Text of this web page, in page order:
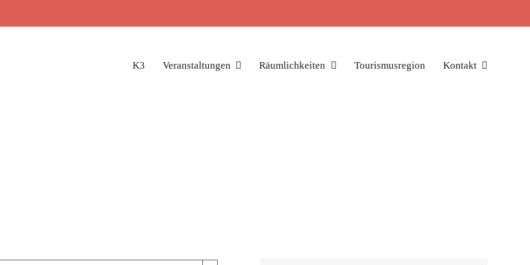
K3 Veranstaltungen Räumlichkeiten Tourismusregion Kontakt